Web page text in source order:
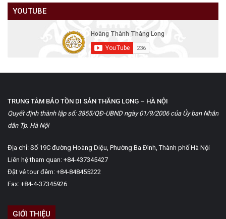
YOUTUBE
TRUNG TÂM BẢO TỒN DI SẢN THĂNG LONG – HÀ NỘI
Quyết định thành lập số: 3855/QĐ-UBND ngày 01/9/2006 của Ủy ban Nhân
dân Tp. Hà Nội
Địa chỉ: Số 19C đường Hoàng Diệu, Phường Ba Đình, Thành phố Hà Nội
Liên hệ tham quan: +84-437345427
Đặt vé tour đêm: +84-848455222
Fax: +84-4-37345926
GIỚI THIỆU